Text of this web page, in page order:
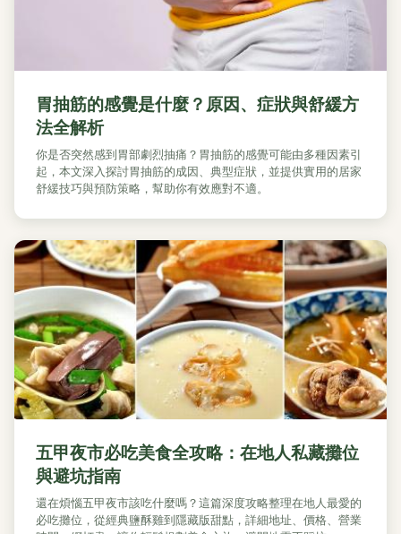
胃抽筋的感覺是什麼？原因、症狀與舒緩方
法全解析
你是否突然感到胃部劇烈抽痛？胃抽筋的感覺可能由多種因素引
起，本文深入探討胃抽筋的成因、典型症狀，並提供實用的居家
舒緩技巧與預防策略，幫助你有效應對不適。
五甲夜市必吃美食全攻略：在地人私藏攤位
與避坑指南
還在煩惱五甲夜市該吃什麼嗎？這篇深度攻略整理在地人最愛的
必吃攤位，從經典鹽酥雞到隱藏版甜點，詳細地址、價格、營業